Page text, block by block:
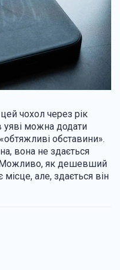
чохол через рік
уяві можна додати
обставини».
вона не здається
Можливо, як дешевший
але, здається він